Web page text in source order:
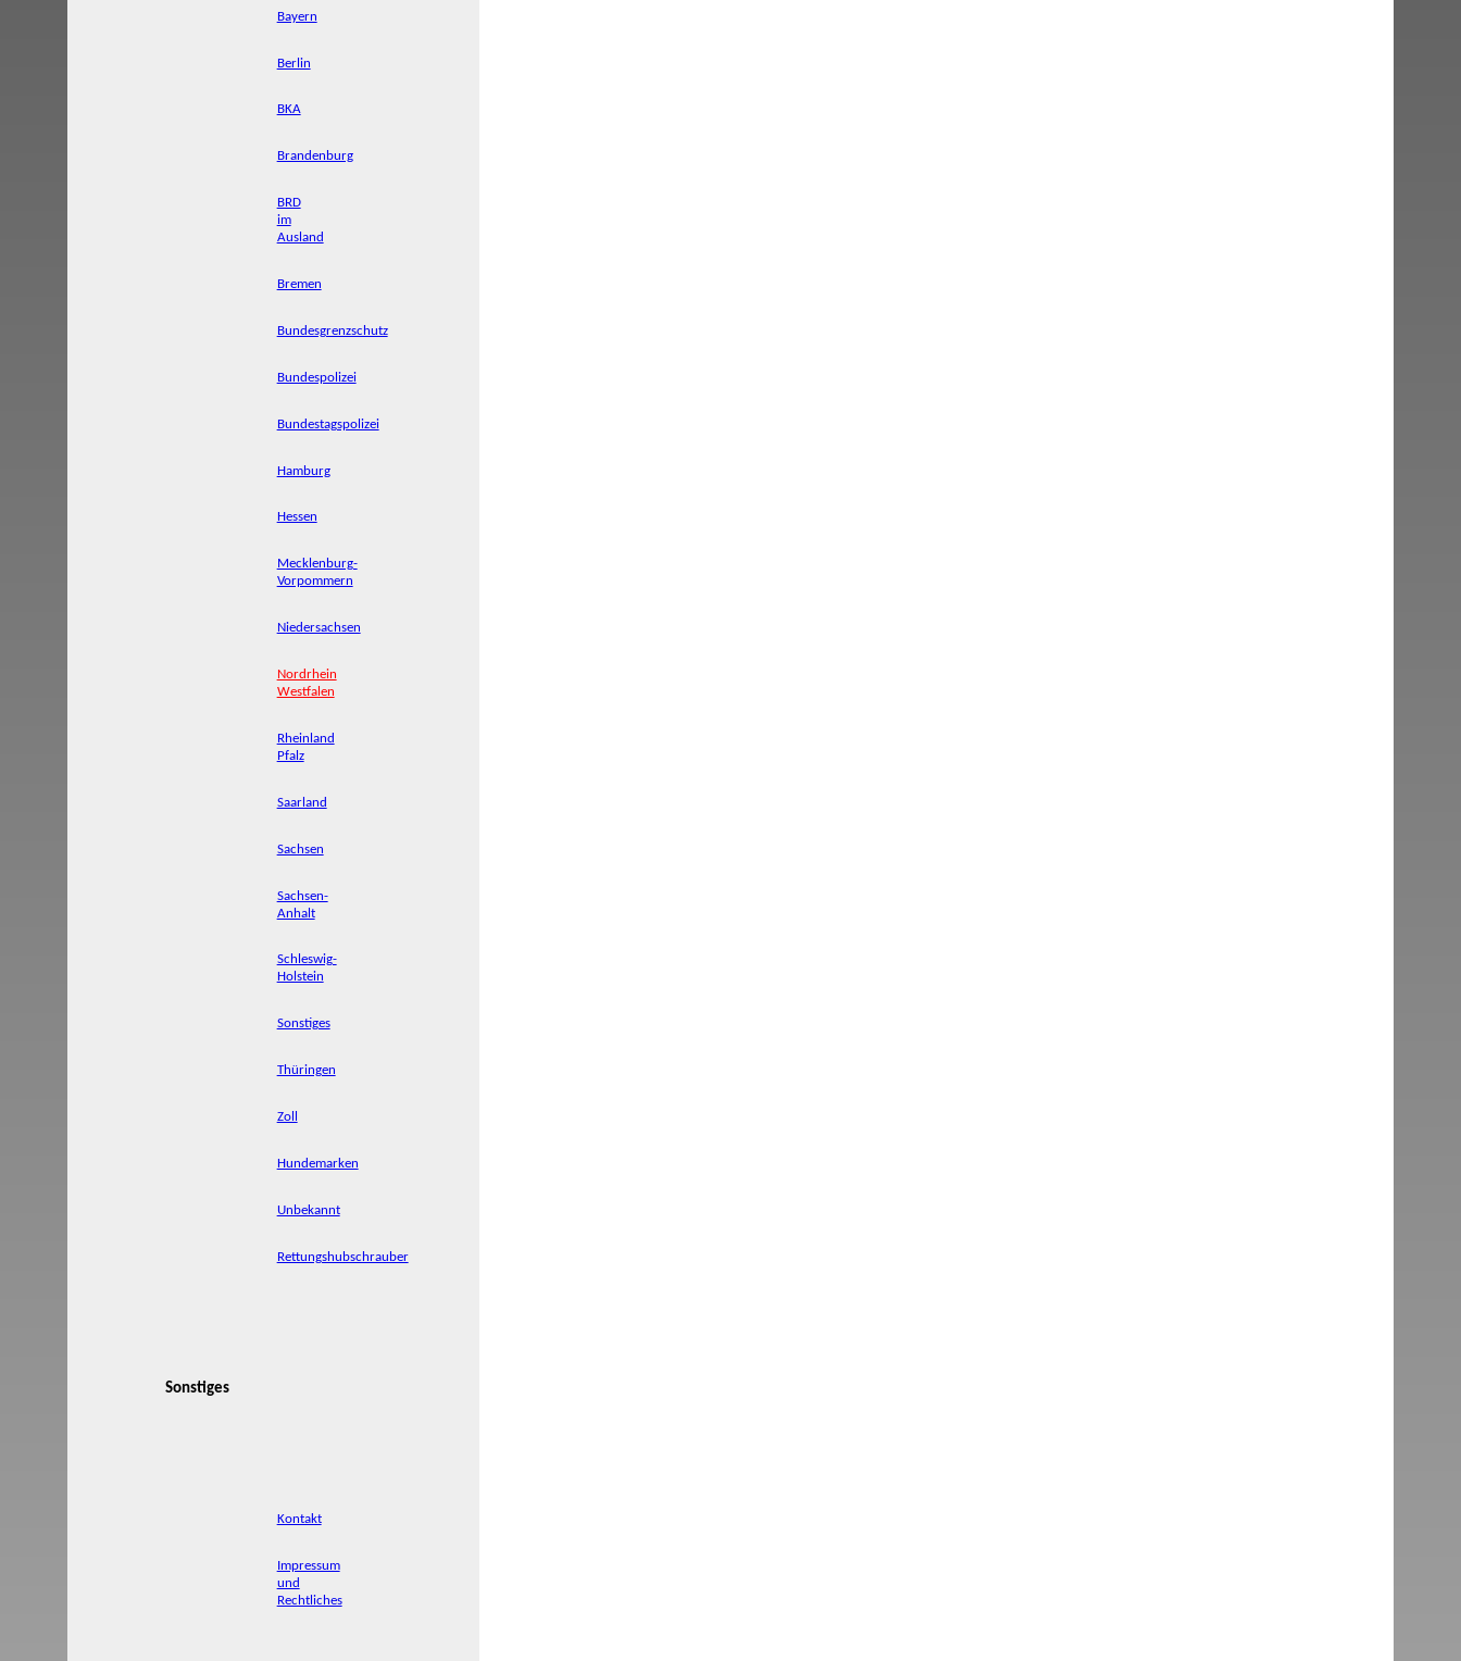
Bayern
Berlin
BKA
Brandenburg
BRD
im
Ausland
Bremen
Bundesgrenzschutz
Bundespolizei
Bundestagspolizei
Hamburg
Hessen
Mecklenburg-
Vorpommern
Niedersachsen
Nordrhein
Westfalen
Rheinland
Pfalz
Saarland
Sachsen
Sachsen-
Anhalt
Schleswig-
Holstein
Sonstiges
Thüringen
Zoll
Hundemarken
Unbekannt
Rettungshubschrauber
Sonstiges
Kontakt
Impressum
und
Rechtliches